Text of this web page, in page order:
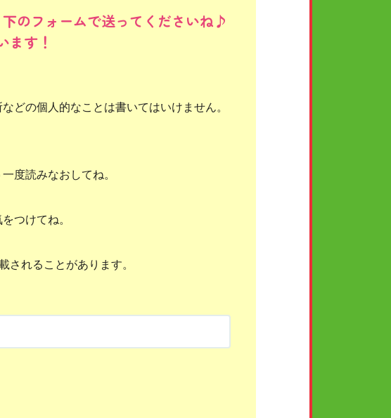
のフォームで送ってくださいね♪
ます！
どの個人的なことは書いてはいけません。
度読みなおしてね。
つけてね。
れることがあります。